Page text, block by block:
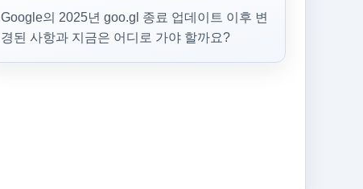
Google의 2025년 goo.gl 종료 업데이트 이후 변
경된 사항과 지금은 어디로 가야 할까요?